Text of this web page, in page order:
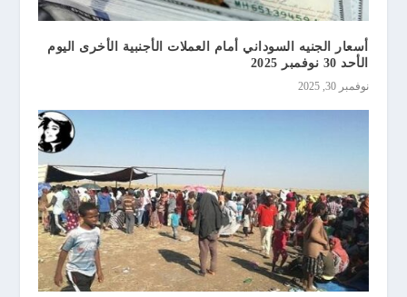
أسعار الجنيه السوداني أمام العملات الأجنبية الأخرى اليوم
الأحد 30 نوفمبر 2025
نوفمبر 30, 2025